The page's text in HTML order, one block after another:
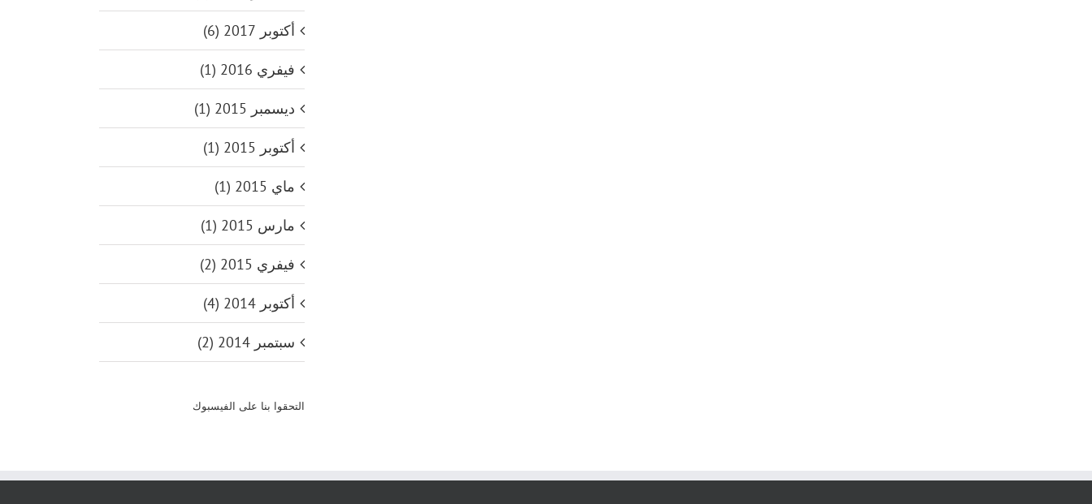
أكتوبر 2017 (6)
فيفري 2016 (1)
ديسمبر 2015 (1)
أكتوبر 2015 (1)
ماي 2015 (1)
مارس 2015 (1)
فيفري 2015 (2)
أكتوبر 2014 (4)
سبتمبر 2014 (2)
التحقوا بنا على الفيسبوك